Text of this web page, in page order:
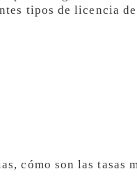
tipos de licencia
cómo son las tasas